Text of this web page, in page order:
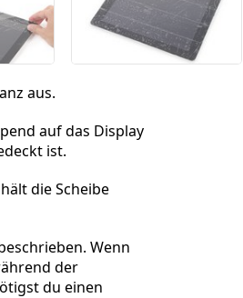
aus.
auf das Display
ist.
die Scheibe
Wenn
der
du einen